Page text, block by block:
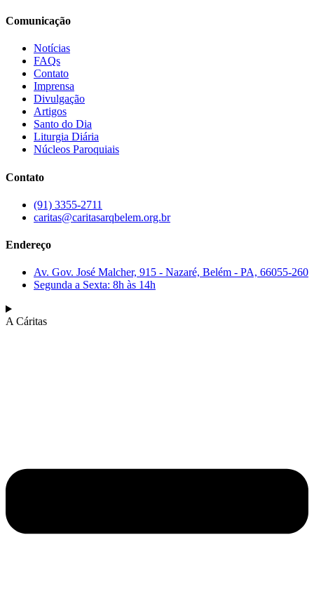
Comunicação
Notícias
FAQs
Contato
Imprensa
Divulgação
Artigos
Santo do Dia
Liturgia Diária
Núcleos Paroquiais
Contato
(91) 3355-2711
caritas@caritasarqbelem.org.br
Endereço
Av. Gov. José Malcher, 915 - Nazaré, Belém - PA, 66055-260
Segunda a Sexta: 8h às 14h
A Cáritas